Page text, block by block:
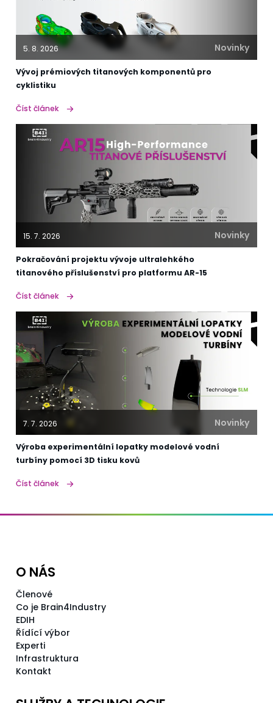
5. 8. 2026 Novinky
Vývoj prémiových titanových komponentů pro
cyklistiku
Číst článek
15. 7. 2026 Novinky
Pokračování projektu vývoje ultralehkého
titanového příslušenství pro platformu AR-15
Číst článek
7. 7. 2026 Novinky
Výroba experimentální lopatky modelové vodní
turbíny pomocí 3D tisku kovů
Číst článek
O NÁS
Členové
Co je Brain4Industry
EDIH
Řídící výbor
Experti
Infrastruktura
Kontakt